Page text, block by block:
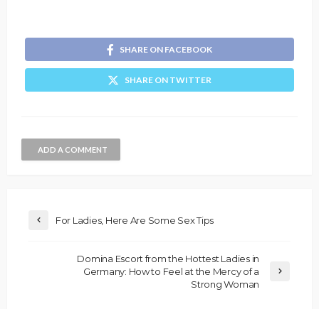
SHARE ON FACEBOOK
SHARE ON TWITTER
ADD A COMMENT
For Ladies, Here Are Some Sex Tips
Domina Escort from the Hottest Ladies in
Germany: How to Feel at the Mercy of a
Strong Woman